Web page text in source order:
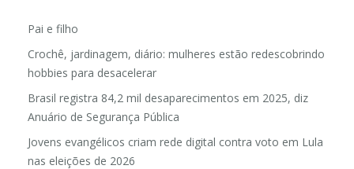
Pai e filho
Crochê, jardinagem, diário: mulheres estão redescobrindo
hobbies para desacelerar
Brasil registra 84,2 mil desaparecimentos em 2025, diz
Anuário de Segurança Pública
Jovens evangélicos criam rede digital contra voto em Lula
nas eleições de 2026